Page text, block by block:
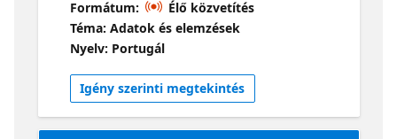
em ambientes modernos de engenharia.
Nesta sessão, vamos focar nas práticas de
engenharia que transformam seu trabalho
com SQL em soluções prontas para uso real.
Formátum:
Élő közvetítés
Téma: Adatok és elemzések
Nyelv: Portugál
Igény szerinti megtekintés